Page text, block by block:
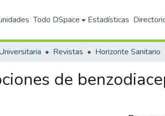
Todo DSpace Estadísticas
Revistas Horizonte Sanitario
de